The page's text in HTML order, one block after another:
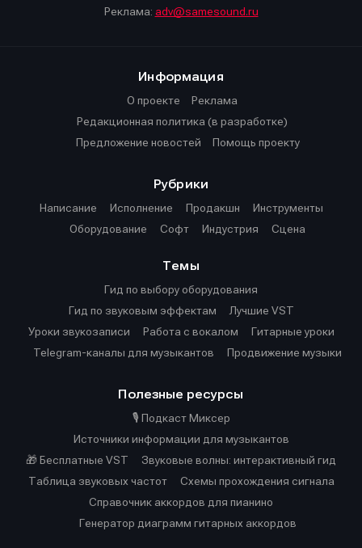
Реклама: adv@samesound.ru
Информация
О проекте
Реклама
Редакционная политика (в разработке)
Предложение новостей
Помощь проекту
Рубрики
Написание
Исполнение Продакшн
Инструменты
Оборудование
Софт Индустрия Сцена
Темы
Гид по выбору оборудования
Гид по звуковым эффектам
Лучшие VST
Уроки звукозаписи
Работа с вокалом
Гитарные уроки
Telegram-каналы для музыкантов
Продвижение музыки
Полезные ресурсы
🎙️ Подкаст Миксер
Источники информации для музыкантов
🎁 Бесплатные VST
Звуковые волны: интерактивный гид
Таблица звуковых частот
Cхемы прохождения сигнала
Справочник аккордов для пианино
Генератор диаграмм гитарных аккордов